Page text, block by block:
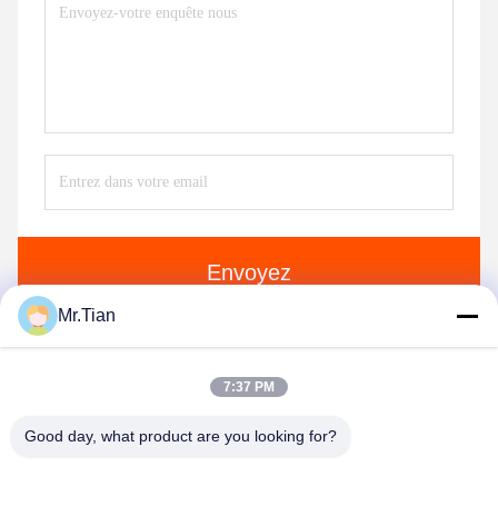
Envoyez
(GuangDong)Foshan Winsco Metal Products
Mr.Tian
7:37 PM
Good day, what product are you looking for?